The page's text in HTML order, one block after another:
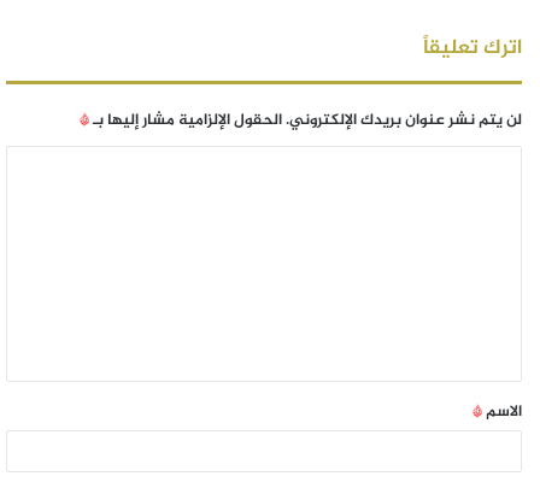
اترك تعليقاً
لن يتم نشر عنوان بريدك الإلكتروني.الحقول الإلزامية مشار إليها بـ*
الاسم*